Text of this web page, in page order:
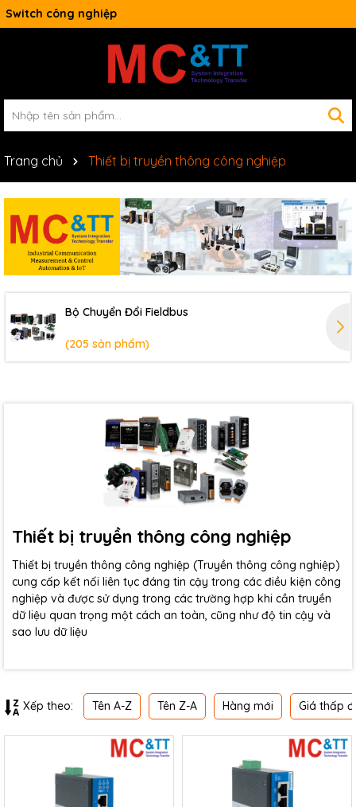
Switch công nghiệp
Trang chủ Thiết bị truyền thông công nghiệp
Bộ Chuyển Đổi Fieldbus
(205 sản phẩm)
Thiết bị truyền thông công nghiệp
Thiết bị truyền thông công nghiệp (Truyền thông công nghiệp)
cung cấp kết nối liên tục đáng tin cậy trong các điều kiện công
nghiệp và được sử dụng trong các trường hợp khi cần truyền
dữ liệu quan trọng một cách an toàn, cũng như độ tin cậy và
sao lưu dữ liệu
Xếp theo: Tên A-Z Tên Z-A Hàng mới Giá thấp